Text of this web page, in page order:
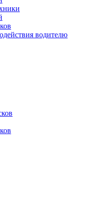
водителю